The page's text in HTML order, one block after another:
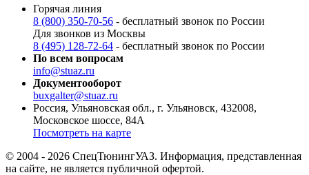
Горячая линия
8 (800) 350-70-56 - бесплатный звонок по России
Для звонков из Москвы
8 (495) 128-72-64 - бесплатный звонок по России
По всем вопросам
info@stuaz.ru
Документооборот
buxgalter@stuaz.ru
Россия, Ульяновская обл., г. Ульяновск, 432008,
Московское шоссе, 84А
Посмотреть на карте
© 2004 - 2026 СпецТюнингУАЗ. Информация, представленная
на сайте, не является публичной офертой.